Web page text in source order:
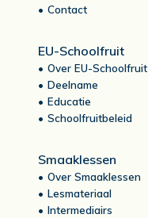
Contact
EU-Schoolfruit
Over EU-Schoolfruit
Deelname
Educatie
Schoolfruitbeleid
Smaaklessen
Over Smaaklessen
Lesmateriaal
Intermediairs